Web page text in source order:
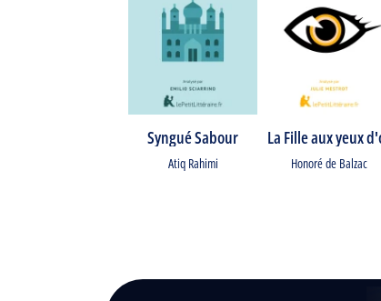
Syngué Sabour
Atiq Rahimi
La Fille aux yeux
Honoré de Balzac